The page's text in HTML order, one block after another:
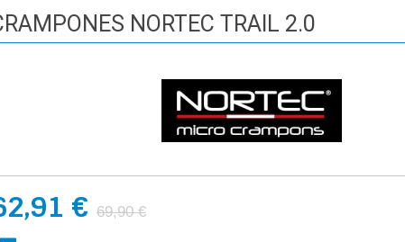
NORTEC TRAIL 2.0
€ 69,90 €